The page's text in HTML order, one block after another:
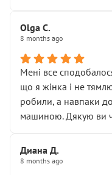
Стосовно
Olga С.
8 months ago
Мені все
що я жінка і не
робили, а навпаки
машиною. Дякую ви
Диана Д.
8 months ago